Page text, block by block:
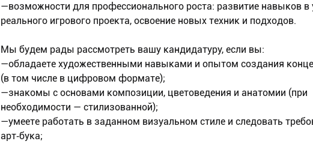
—возможности для профессионального роста: развитие навыков в
реального игрового проекта, освоение новых техник и подходов.
Мы будем рады рассмотреть вашу кандидатуру, если вы:
—обладаете художественными навыками и опытом создания
(в том числе в цифровом формате);
—знакомы с основами композиции, цветоведения и анатомии (при
необходимости — стилизованной);
—умеете работать в заданном визуальном стиле и следовать
арт‑бука;